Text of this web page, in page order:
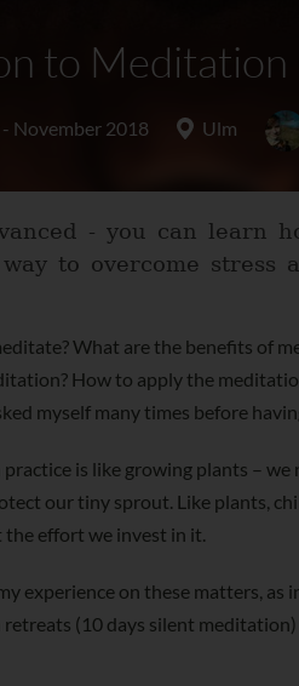
to Meditation
November 2018 Ulm
- you can
to overcome
What are the benefits of
How to apply the
myself many times before
is like growing plants – we
our tiny sprout. Like plants,
effort we invest in it.
experience on these matters, as
(10 days silent